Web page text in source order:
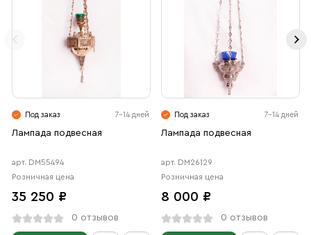
Под заказ 7-14 дней
Лампада подвесная
арт. DM55494
Розничная цена
35 250 ₽
0 отзывов
Под заказ 7-14 дней
Лампада подвесная
арт. DM26129
Розничная цена
8 000 ₽
0 отзывов